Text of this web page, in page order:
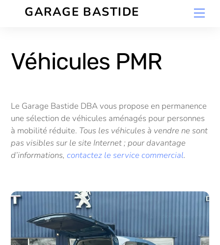
GARAGE BASTIDE
Véhicules PMR
Le Garage Bastide DBA vous propose en permanence
une sélection de véhicules aménagés pour personnes
à mobilité réduite. Tous les véhicules à vendre ne sont
pas visibles sur le site Internet ; pour davantage
d’informations,contactez le service commercial.